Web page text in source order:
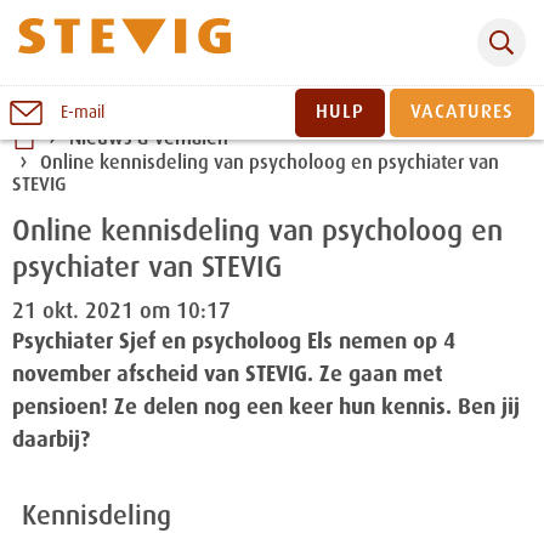
Naar
inhoud
E-mail HULP
VACATURES
Nieuws & verhalen
Online kennisdeling van psycholoog en psychiater van
STEVIG
Online kennisdeling van psycholoog en
psychiater van STEVIG
21 okt. 2021 om 10:17
Psychiater Sjef en psycholoog Els nemen op 4
november afscheid van STEVIG. Ze gaan met
pensioen! Ze delen nog een keer hun kennis. Ben jij
daarbij?
Kennisdeling